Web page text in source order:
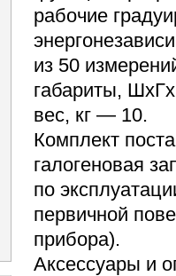
рабочие
из 50
габариты,
вес, кг — 10.
Комплект
галогеновая
по
первичной
прибора).
Аксессуары и